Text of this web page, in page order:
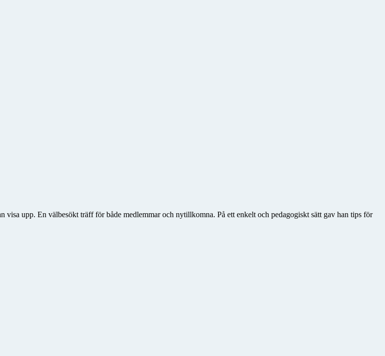
upp. En välbesökt träff för både medlemmar och nytillkomna. På ett enkelt och pedagogiskt sätt gav han tips för